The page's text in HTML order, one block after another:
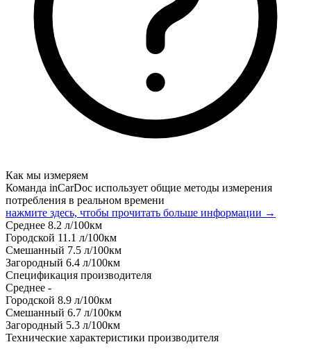
Как мы измеряем
Команда inCarDoc использует общие методы измерения
потребления в реальном времени
нажмите здесь, чтобы прочитать больше информации →
Среднее 8.2 л/100км
Городской 11.1 л/100км
Смешанный 7.5 л/100км
Загородный 6.4 л/100км
Спецификация производителя
Среднее -
Городской 8.9 л/100км
Смешанный 6.7 л/100км
Загородный 5.3 л/100км
Технические характеристики производителя